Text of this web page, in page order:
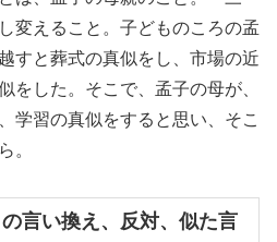
変えること。子どものころの孟
すと葬式の真似をし、市場の近
をした。そこで、孟子の母が、
学習の真似をすると思い、そこ
。
の言い換え、反対、似た言